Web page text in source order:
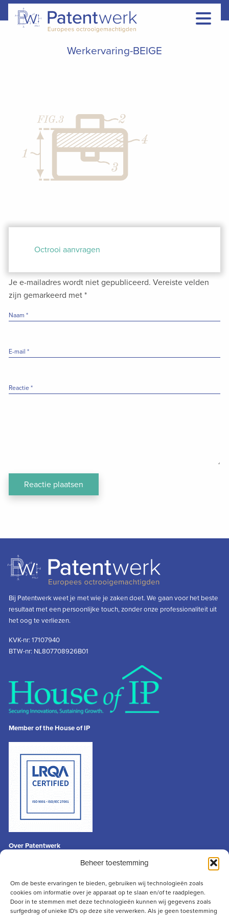
Beheer toestemming
Om de beste ervaringen te bieden, gebruiken wij technologieën zoals
cookies om informatie over je apparaat op te slaan en/of te raadplegen.
Door in te stemmen met deze technologieën kunnen wij gegevens zoals
surfgedrag of unieke ID's op deze site verwerken. Als je geen toestemming
Werkervaring-BEIGE
Octrooi aanvragen
Je e-mailadres wordt niet gepubliceerd. Vereiste velden
zijn gemarkeerd met*
Naam*
E-mail*
Reactie*
Bij Patentwerk weet je met wie je zaken doet. We gaan voor het beste
resultaat met een persoonlijke touch, zonder onze professionaliteit uit
het oog te verliezen.
KVK-nr: 17107940
BTW-nr: NL807708926B01
Member of the House of IP
Over Patentwerk
Disclaimer
Contact
info@patentwerk.nl